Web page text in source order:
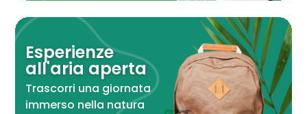
Esperienze
all'aria aperta
Trascorri una giornata
immerso nella natura